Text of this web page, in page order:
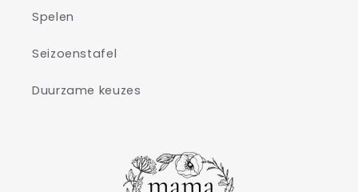
Spelen
Seizoenstafel
Duurzame keuzes